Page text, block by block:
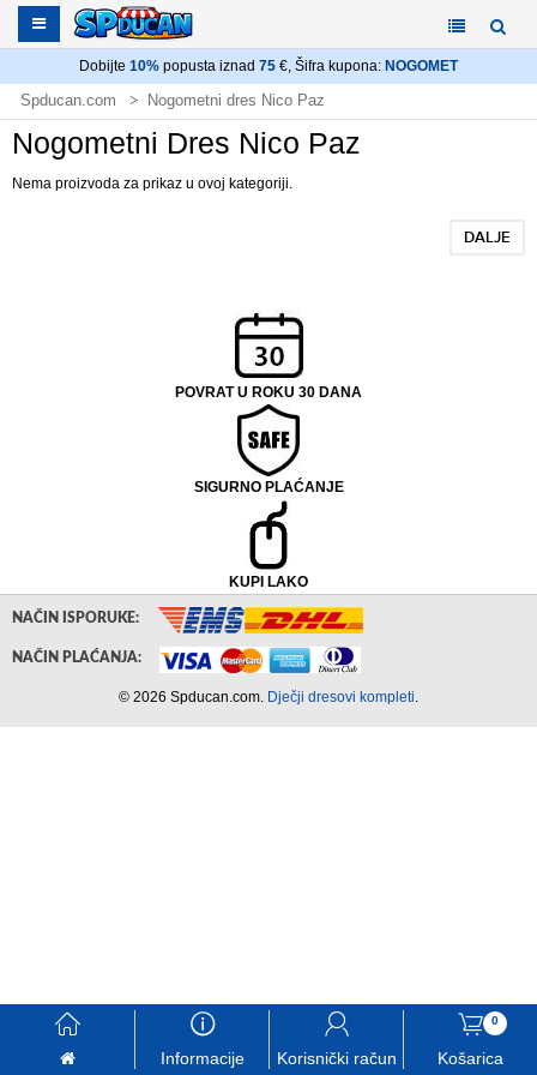
Dobijte 10% popusta iznad 75 €, Šifra kupona: NOGOMET
Spducan.com Nogometni dres Nico Paz
Nogometni Dres Nico Paz
Nema proizvoda za prikaz u ovoj kategoriji.
DALJE
POVRAT U ROKU 30 DANA
SIGURNO PLAĆANJE
KUPI LAKO
󰃱 󰈢
Informacije
󰃳
Korisnički račun
0
󰃦
Košarica
NAČIN ISPORUKE:
NAČIN PLAĆANJA:
© 2026 Spducan.com. Dječji dresovi kompleti.